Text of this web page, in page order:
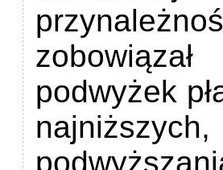
podwyżek